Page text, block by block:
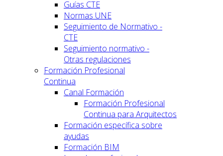
Guías CTE
Normas UNE
Seguimiento de Normativo -
CTE
Seguimiento normativo -
Otras regulaciones
Formación Profesional
Continua
Canal Formación
Formación Profesional
Continua para Arquitectos
Formación específica sobre
ayudas
Formación BIM